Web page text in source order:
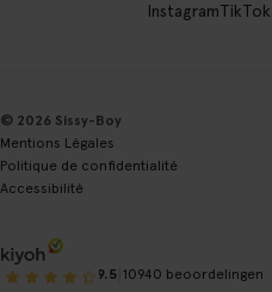
InstagramTikTok
© 2026 Sissy-Boy
Mentions Légales
Politique de confidentialité
Accessibilité
9.5 10940 beoordelingen